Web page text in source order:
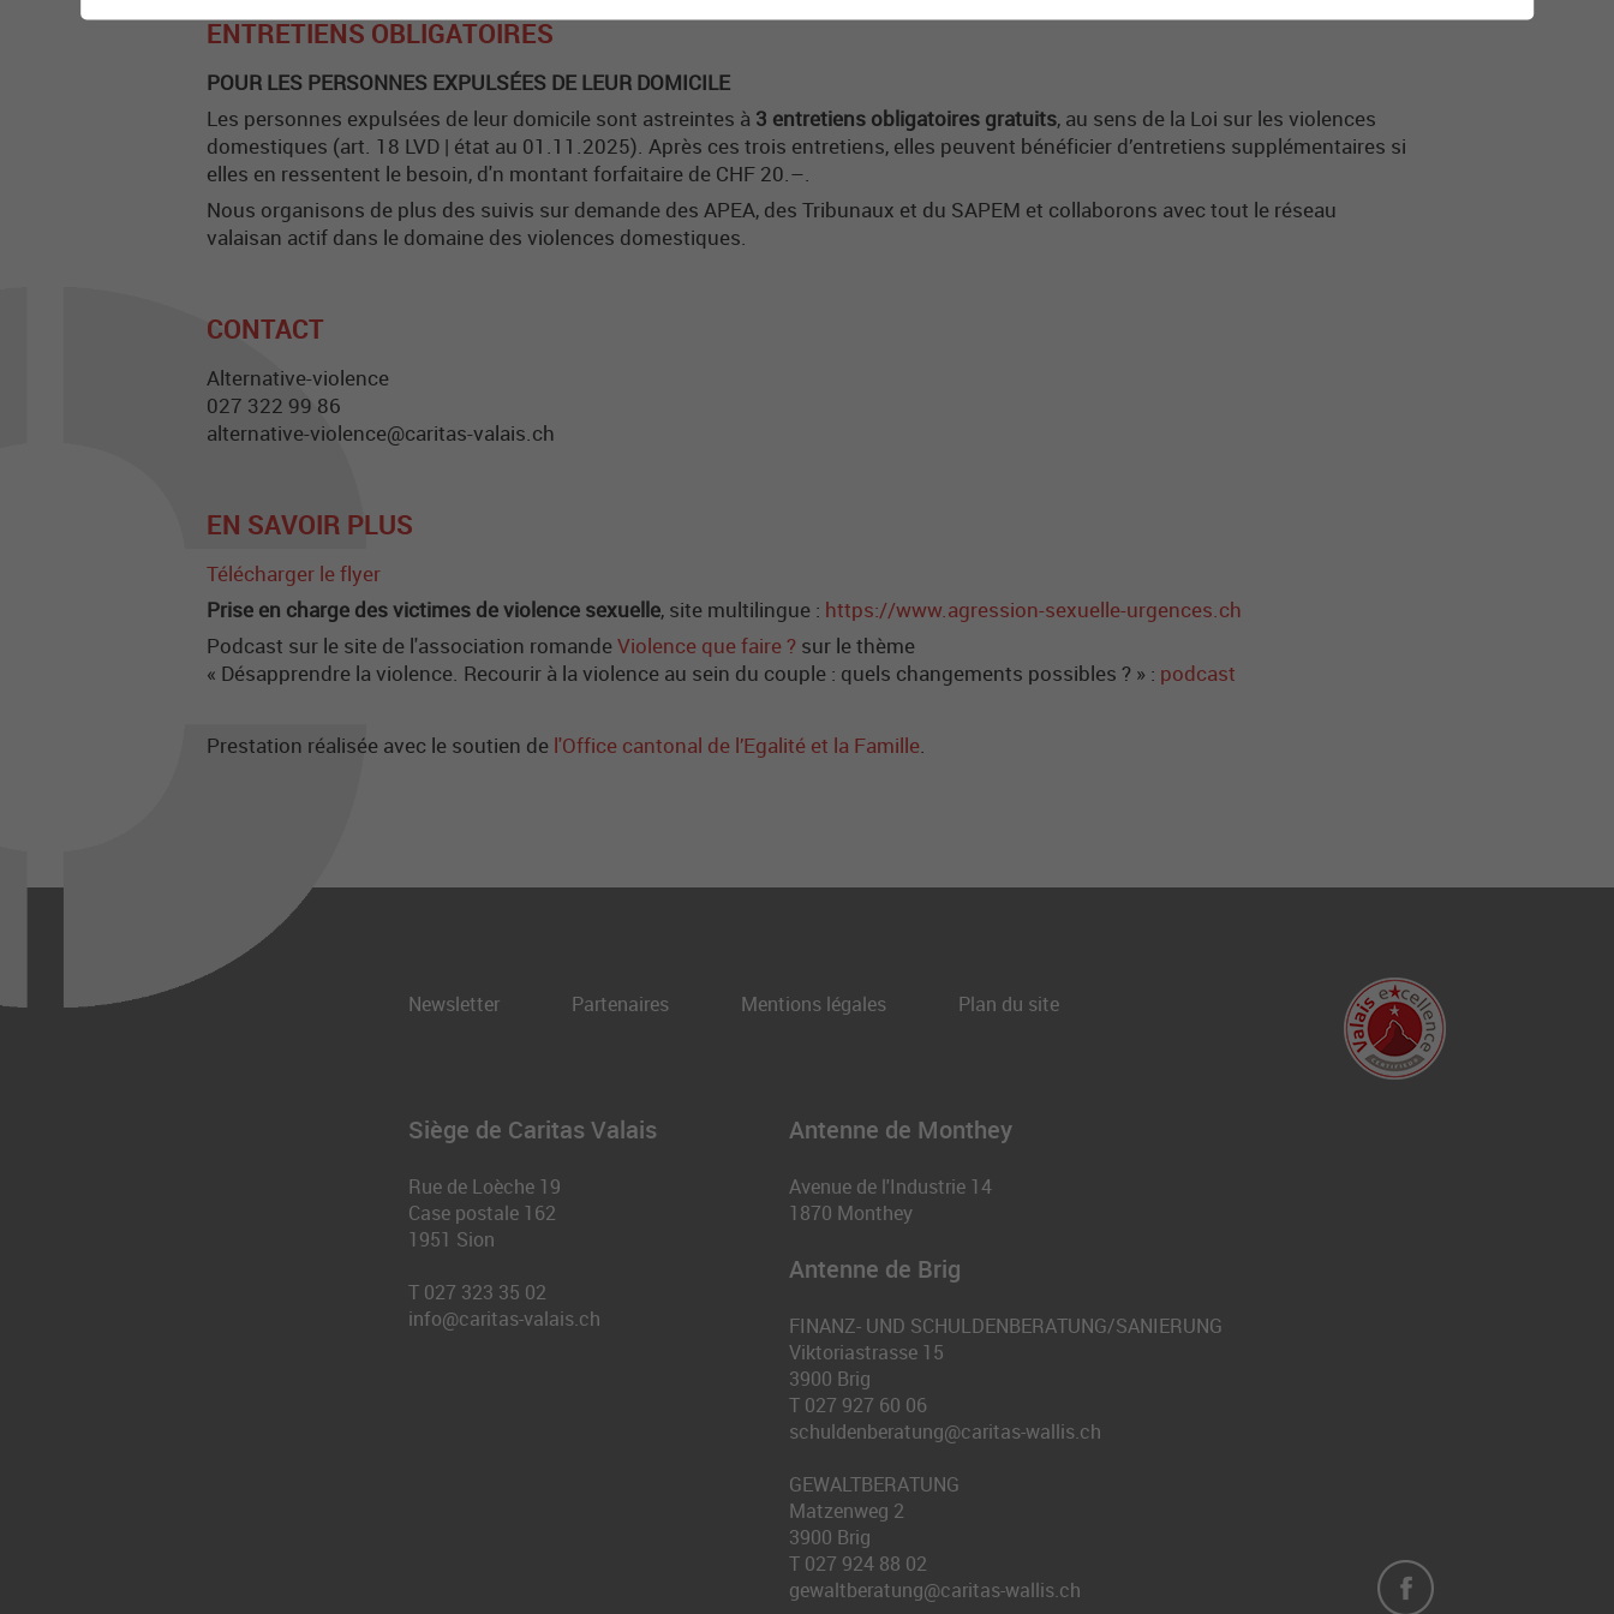
ENTRETIENS OBLIGATOIRES
POUR LES PERSONNES EXPULSÉES DE LEUR DOMICILE
Les personnes expulsées de leur domicile sont astreintes à 3 entretiens obligatoires gratuits, au sens de la Loi sur les violences
domestiques (art. 18 LVD | état au 01.11.2025). Après ces trois entretiens, elles peuvent bénéficier d’entretiens supplémentaires si
elles en ressentent le besoin, d'n montant forfaitaire de CHF 20.–.
Nous organisons de plus des suivis sur demande des APEA, des Tribunaux et du SAPEM et collaborons avec tout le réseau
valaisan actif dans le domaine des violences domestiques.
CONTACT
Alternative-violence
027 322 99 86
alternative-violence@caritas-valais.ch
EN SAVOIR PLUS
Télécharger le flyer
Prise en charge des victimes de violence sexuelle, site multilingue : https://www.agression-sexuelle-urgences.ch
Podcast sur le site de l'association romandeViolence que faire ? sur le thème
« Désapprendre la violence. Recourir à la violence au sein du couple : quels changements possibles ? » : podcast
Prestation réalisée avec le soutien de l'Office cantonal de l’Egalité et la Famille.
Newsletter Partenaires Mentions légales Plan du site
Siège de Caritas Valais
Rue de Loèche 19
Case postale 162
1951 Sion
T 027 323 35 02
info@caritas-valais.ch
Antenne de Monthey
Avenue de l'Industrie 14
1870 Monthey
Antenne de Brig
FINANZ- UND SCHULDENBERATUNG/SANIERUNG
Viktoriastrasse 15
3900 Brig
T 027 927 60 06
schuldenberatung@caritas-wallis.ch
GEWALTBERATUNG
Matzenweg 2
3900 Brig
T 027 924 88 02
gewaltberatung@caritas-wallis.ch